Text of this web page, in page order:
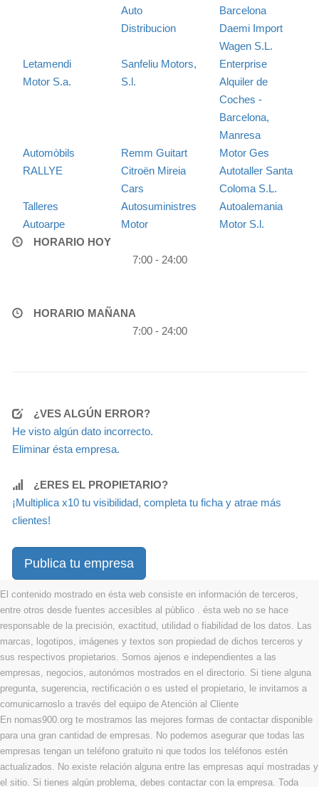
Auto
Distribucion
Barcelona
Daemi Import
Wagen S.L.
Letamendi
Motor S.a.
Sanfeliu Motors,
S.l.
Enterprise
Alquiler de
Coches -
Barcelona,
Manresa
Automòbils
RALLYE
Remm Guitart
Motor Ges
Citroën Mireia
Cars
Autotaller Santa
Coloma S.L.
Talleres
Autoarpe
Autosuministres
Motor
Autoalemania
Motor S.l.
HORARIO HOY
7:00 - 24:00
HORARIO MAÑANA
7:00 - 24:00
¿VES ALGÚN ERROR?
He visto algún dato incorrecto.
Eliminar ésta empresa.
¿ERES EL PROPIETARIO?
¡Multiplica x10 tu visibilidad, completa tu ficha y atrae más
clientes!
Publica tu empresa
El contenido mostrado en ésta web consiste en información de terceros,
entre otros desde fuentes accesibles al público . ésta web no se hace
responsable de la precisión, exactitud, utilidad o fiabilidad de los datos. Las
marcas, logotipos, imágenes y textos son propiedad de dichos terceros y
sus respectivos propietarios. Somos ajenos e independientes a las
empresas, negocios, autonómos mostrados en el directorio. Si tiene alguna
pregunta, sugerencia, rectificación o es usted el propietario, le invitamos a
comunicarnoslo a través del equipo de Atención al Cliente
En nomas900.org te mostramos las mejores formas de contactar disponible
para una gran cantidad de empresas. No podemos asegurar que todas las
empresas tengan un teléfono gratuito ni que todos los teléfonos estén
actualizados. No existe relación alguna entre las empresas aquí mostradas y
el sitio. Si tienes algún problema, debes contactar con la empresa. Toda